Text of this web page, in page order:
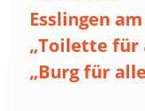
Esslingen
„Toilette für
„Burg für